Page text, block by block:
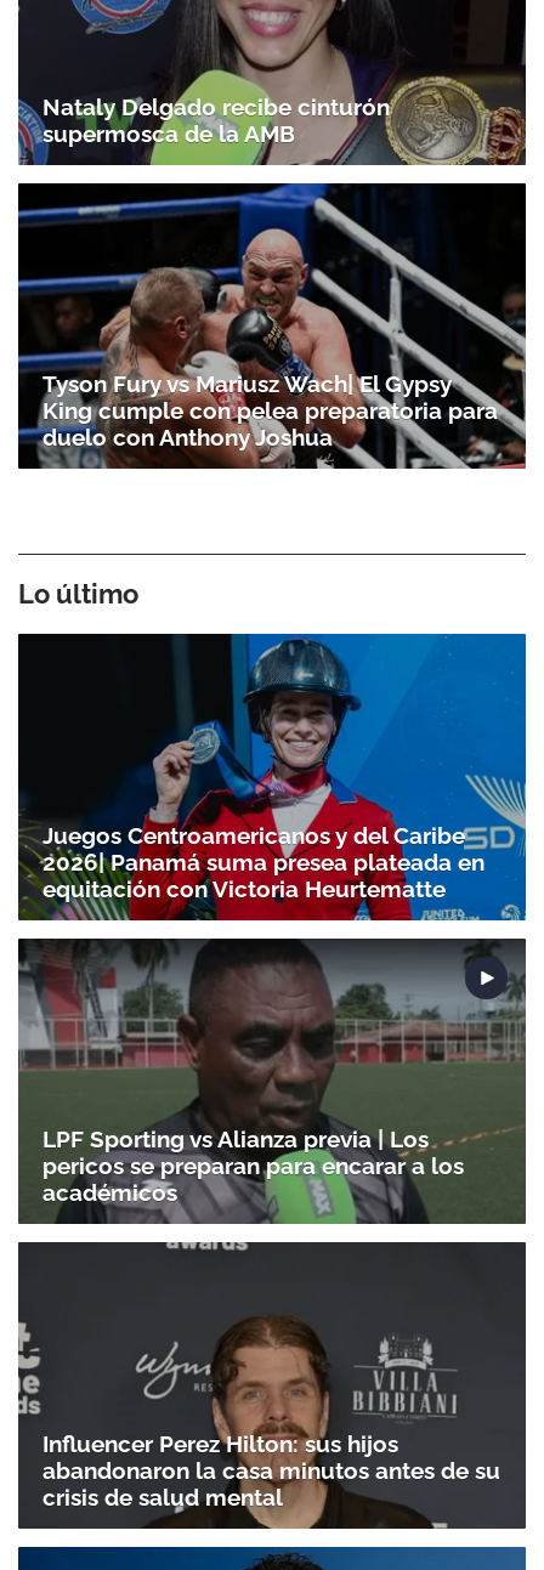
Nataly Delgado recibe cinturón
supermosca de la AMB
Tyson Fury vs Mariusz Wach| El Gypsy
King cumple con pelea preparatoria para
duelo con Anthony Joshua
Lo último
Juegos Centroamericanos y del Caribe
2026| Panamá suma presea plateada en
equitación con Victoria Heurtematte
LPF Sporting vs Alianza previa | Los
pericos se preparan para encarar a los
académicos
Influencer Perez Hilton: sus hijos
abandonaron la casa minutos antes de su
crisis de salud mental